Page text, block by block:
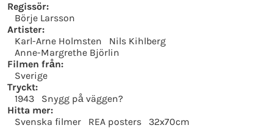
Regissör:
Börje Larsson
Artister:
Karl-Arne Holmsten
Nils Kihlberg
Anne-Margrethe Björlin
Filmen från:
Sverige
Tryckt:
1943
Snygg på väggen?
Hitta mer:
Svenska filmer
REA posters 32x70cm